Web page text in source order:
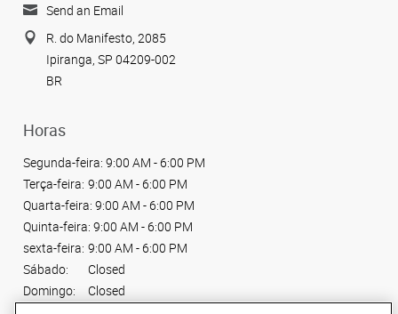
Send an Email
R. do Manifesto, 2085
Ipiranga, SP 04209-002
BR
Horas
Segunda-feira: 9:00 AM - 6:00 PM
Terça-feira: 9:00 AM - 6:00 PM
Quarta-feira: 9:00 AM - 6:00 PM
Quinta-feira: 9:00 AM - 6:00 PM
sexta-feira: 9:00 AM - 6:00 PM
Sábado:
Closed
Domingo:
Closed